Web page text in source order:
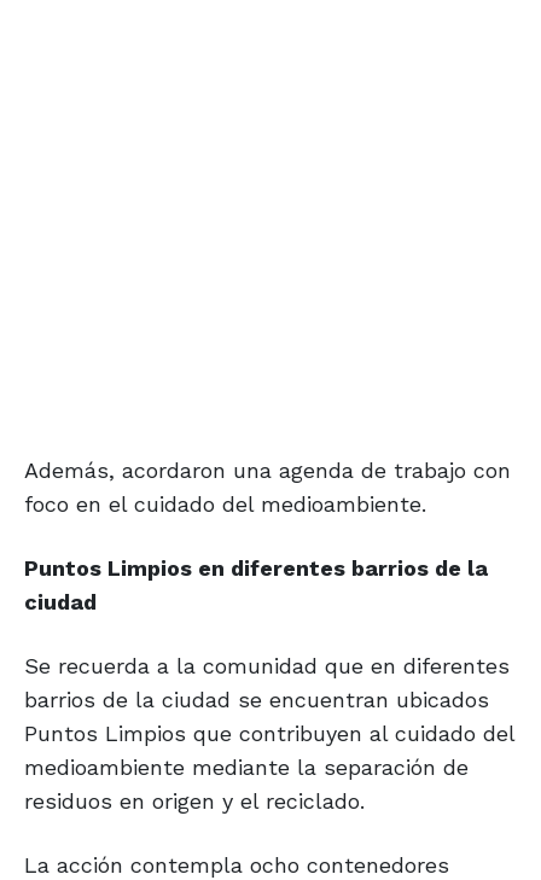
Además, acordaron una agenda de trabajo con
foco en el cuidado del medioambiente.
Puntos Limpios en diferentes barrios de la
ciudad
Se recuerda a la comunidad que en diferentes
barrios de la ciudad se encuentran ubicados
Puntos Limpios que contribuyen al cuidado del
medioambiente mediante la separación de
residuos en origen y el reciclado.
La acción contempla ocho contenedores